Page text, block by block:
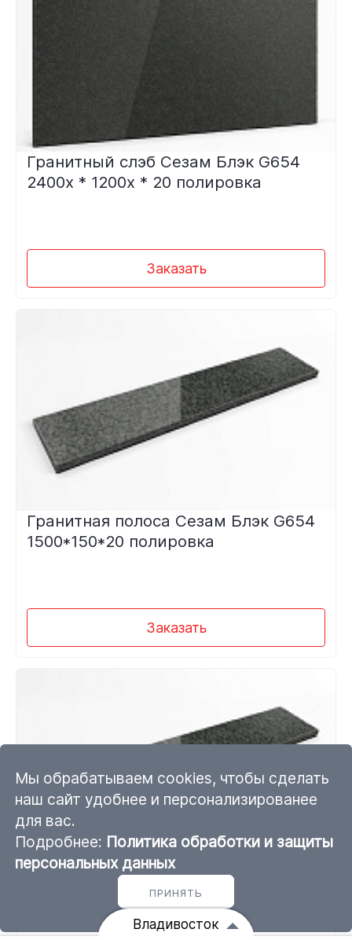
Гранитный слэб Сезам Блэк G654
2400х * 1200х * 20 полировка
Заказать
Гранитная полоса Сезам Блэк G654
1500*150*20 полировка
Заказать
Гранитная полоса Сезам Блэк G654
1500*350*20 полировка
Владивосток
Мы обрабатываем cookies, чтобы сделать
наш сайт удобнее и персонализированее
для вас.
Подробнее: Политика обработки и защиты
персональных данных
ПРИНЯТЬ